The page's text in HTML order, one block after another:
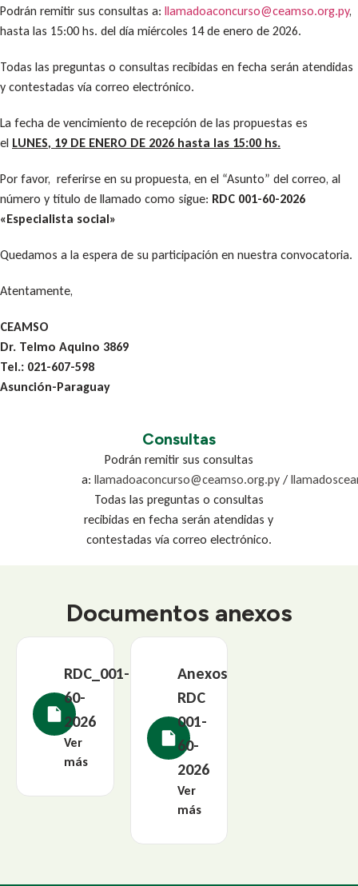
Podrán remitir sus consultas a: llamadoaconcurso@ceamso.org.py,
hasta las 15:00 hs. del día miércoles 14 de enero de 2026.
Todas las preguntas o consultas recibidas en fecha serán atendidas
y contestadas vía correo electrónico.
La fecha de vencimiento de recepción de las propuestas es
el LUNES, 19 DE ENERO DE 2026 hasta las 15:00 hs.
Por favor, referirse en su propuesta, en el “Asunto” del correo, al
número y título de llamado como sigue: RDC 001-60-2026
«Especialista social»
Quedamos a la espera de su participación en nuestra convocatoria.
Atentamente,
CEAMSO
Dr. Telmo Aquino 3869
Tel.: 021-607-598
Asunción-Paraguay
Consultas
Podrán remitir sus consultas
a:llamadoaconcurso@ceamso.org.py /
Todas las preguntas o consultas
recibidas en fecha serán atendidas y
contestadas vía correo electrónico.
Documentos anexos
RDC_001-
60-
2026
Ver
más
Anexos
RDC
001-
60-
2026
Ver
más